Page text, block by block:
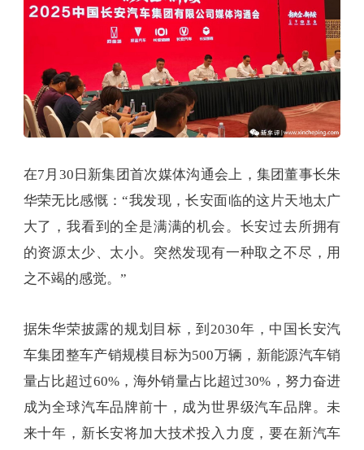
在7月30日新集团首次媒体沟通会上，集团董事长朱
华荣无比感慨：“我发现，长安面临的这片天地太广
大了，我看到的全是满满的机会。长安过去所拥有
的资源太少、太小。突然发现有一种取之不尽，用
之不竭的感觉。”
据朱华荣披露的规划目标，到2030年，中国长安汽
车集团整车产销规模目标为500万辆，新能源汽车销
量占比超过60%，海外销量占比超过30%，努力奋进
成为全球汽车品牌前十，成为世界级汽车品牌。未
来十年，新长安将加大技术投入力度，要在新汽车